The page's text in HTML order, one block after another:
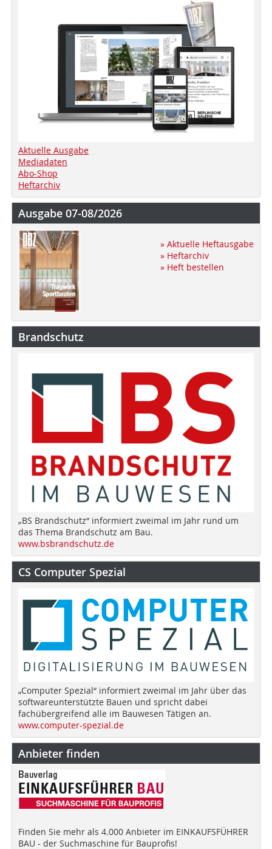
Aktuelle Ausgabe
Mediadaten
Abo-Shop
Heftarchiv
Ausgabe 07-08/2026
» Aktuelle Heftausgabe
» Heftarchiv
» Heft bestellen
Brandschutz
„BS Brandschutz“ informiert zweimal im Jahr rund um
das Thema Brandschutz am Bau.
www.bsbrandschutz.de
CS Computer Spezial
„Computer Spezial“ informiert zweimal im Jahr über das
softwareunterstützte Bauen und spricht dabei
fachübergreifend alle im Bauwesen Tätigen an.
www.computer-spezial.de
Anbieter finden
Finden Sie mehr als 4.000 Anbieter im EINKAUFSFÜHRER
BAU - der Suchmaschine für Bauprofis!